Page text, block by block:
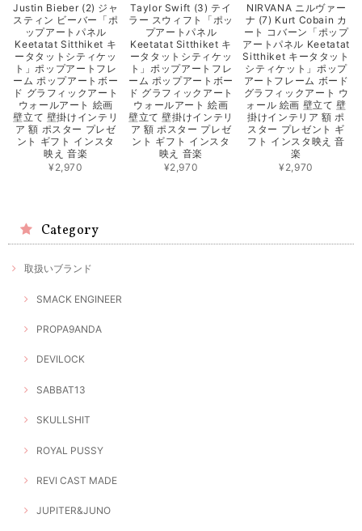
Justin Bieber (2) ジャ
スティン ビーバー「ポ
ップアートパネル
Keetatat Sitthiket キ
ータタットシティケッ
ト」ポップアートフレ
ーム ポップアートボー
ド グラフィックアート
ウォールアート 絵画
壁立て 壁掛けインテリ
ア 額 ポスター プレゼ
ント ギフト インスタ
映え 音楽
¥2,970
Taylor Swift (3) テイ
ラー スウィフト「ポッ
プアートパネル
Keetatat Sitthiket キ
ータタットシティケッ
ト」ポップアートフレ
ーム ポップアートボー
ド グラフィックアート
ウォールアート 絵画
壁立て 壁掛けインテリ
ア 額 ポスター プレゼ
ント ギフト インスタ
映え 音楽
¥2,970
NIRVANA ニルヴァー
ナ (7) Kurt Cobain カ
ート コバーン「ポップ
アートパネル Keetatat
Sitthiket キータタット
シティケット」ポップ
アートフレーム ボード
グラフィックアート ウ
ォール 絵画 壁立て 壁
掛けインテリア 額 ポ
スター プレゼント ギ
フト インスタ映え 音
楽
¥2,970
Category
取扱いブランド
SMACK ENGINEER
PROPA9ANDA
DEVILOCK
SABBAT13
SKULLSHIT
ROYAL PUSSY
REVI CAST MADE
JUPITER&JUNO